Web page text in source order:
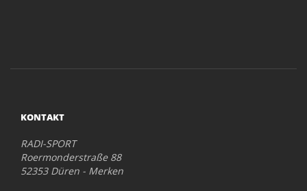
KONTAKT
RADI-SPORT
Roermonderstraße 88
52353 Düren - Merken